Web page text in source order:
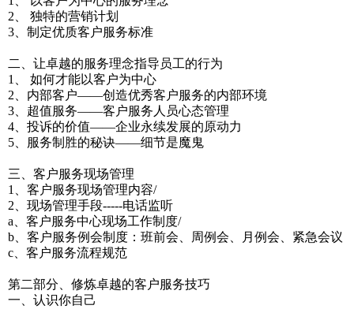
2、 独特的营销计划
3、制定优质客户服务标准
二、让卓越的服务理念指导员工的行为
1、 如何才能以客户为中心
2、内部客户——创造优秀客户服务的内部环境
3、超值服务——客户服务人员心态管理
4、投诉的价值——企业永续发展的原动力
5、服务制胜的秘诀——细节是魔鬼
三、客户服务现场管理
1、客户服务现场管理内容/
2、现场管理手段-----电话监听
a、客户服务中心现场工作制度/
b、客户服务例会制度：班前会、周例会、月例会、紧急会议
c、客户服务流程规范
第二部分、修炼卓越的客户服务技巧
一、认识你自己